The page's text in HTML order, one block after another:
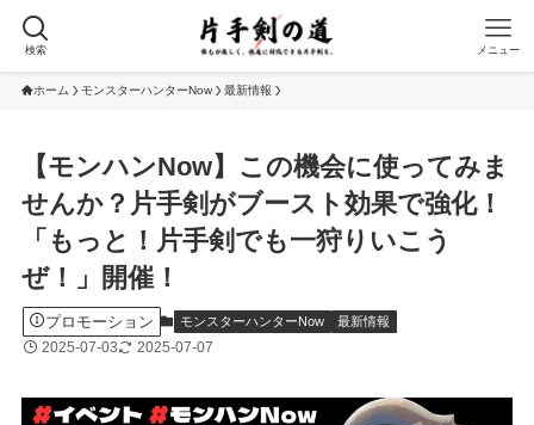
検索 メニュー
ホーム モンスターハンターNow 最新情報
【モンハンNow】この機会に使ってみま
せんか？片手剣がブースト効果で強化！
「もっと！片手剣でも一狩りいこう
ぜ！」開催！
プロモーション モンスターハンターNow 最新情報
2025-07-03 2025-07-07